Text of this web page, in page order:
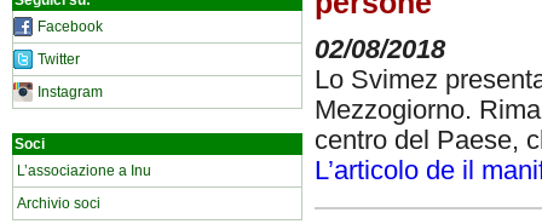
Facebook
Twitter
Instagram
Soci
L’associazione a Inu
Archivio soci
02/08/2018
Lo Svimez
Mezzogiorno.
centro del Paese,
L’articolo de il